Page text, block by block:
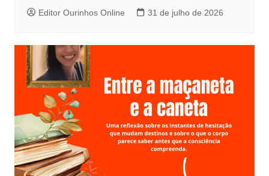
Editor Ourinhos Online 31 de julho de 2026